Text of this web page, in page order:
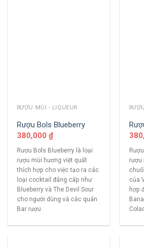
RƯỢU MÙI - LIQUEUR
Rượu Bols Blueberry
380,000 ₫
Rượu Bols Blueberry là loại
rượu mùi hương việt quất
thích hợp cho việc tạo ra các
loại cocktail đẳng cấp như
Blueberry và The Devil Sour
cho người dùng và các quán
Bar rượu
rượu
của
hợp